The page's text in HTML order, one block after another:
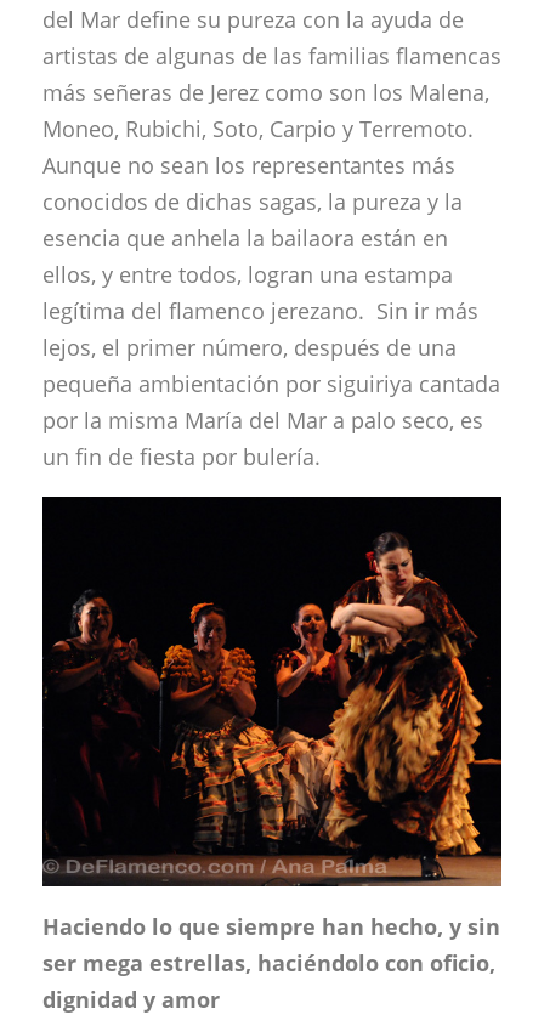
del Mar define su pureza con la ayuda de
artistas de algunas de las familias flamencas
más señeras de Jerez como son los Malena,
Moneo, Rubichi, Soto, Carpio y Terremoto.
Aunque no sean los representantes más
conocidos de dichas sagas, la pureza y la
esencia que anhela la bailaora están en
ellos, y entre todos, logran una estampa
legítima del flamenco jerezano. Sin ir más
lejos, el primer número, después de una
pequeña ambientación por siguiriya cantada
por la misma María del Mar a palo seco, es
un fin de fiesta por bulería.
Haciendo lo que siempre han hecho, y sin
ser mega estrellas, haciéndolo con oficio,
dignidad y amor